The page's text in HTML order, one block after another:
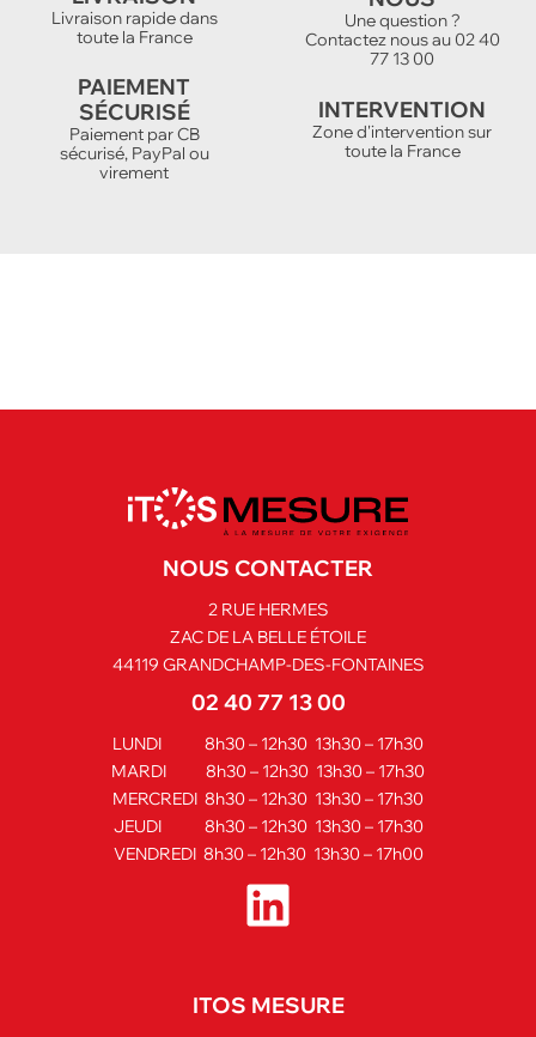
Livraison rapide dans
toute la France
Une question ?
Contactez nous au 02 40
77 13 00
PAIEMENT
SÉCURISÉ
Paiement par CB
sécurisé, PayPal ou
virement
INTERVENTION
Zone d'intervention sur
toute la France
NOUS CONTACTER
2 RUE HERMES
ZAC DE LA BELLE ÉTOILE
44119 GRANDCHAMP-DES-FONTAINES
02 40 77 13 00
LUNDI 8h30 – 12h30 13h30 – 17h30
MARDI 8h30 – 12h30 13h30 – 17h30
MERCREDI 8h30 – 12h30 13h30 – 17h30
JEUDI 8h30 – 12h30 13h30 – 17h30
VENDREDI 8h30 – 12h30 13h30 – 17h00
ITOS MESURE